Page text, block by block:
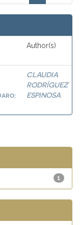
Author(s)
CLAUDIA
RODRÍGUEZ
ESPINOSA
1